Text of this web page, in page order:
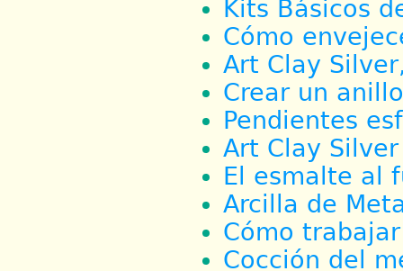
Kits Básicos
Cómo
Art Clay
Crear un
Pendientes
Art Clay Silver
El esmalte al
Arcilla de
Cómo
Cocción del